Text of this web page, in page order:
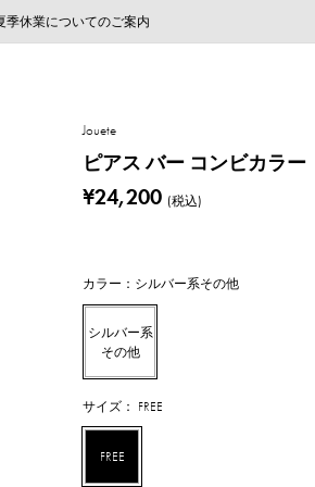
採用のご案内
だいたお品物のお届け状況について
季休業についてのご案内
WEB LIMITED ITEMS >>
採用のご案内
だいたお品物のお届け状況について
Jouete
ピアス バー コンビカラー
¥24,200 (税込)
カラー：シルバー系その他
シルバー系
その他
サイズ： FREE
FREE